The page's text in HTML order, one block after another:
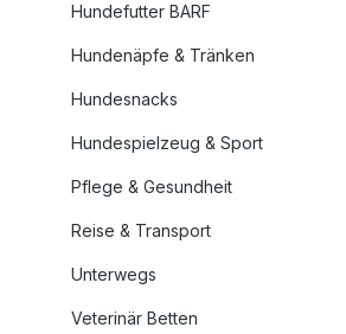
Hundefutter BARF
Hundenäpfe & Tränken
Hundesnacks
Hundespielzeug & Sport
Pflege & Gesundheit
Reise & Transport
Unterwegs
Veterinär Betten